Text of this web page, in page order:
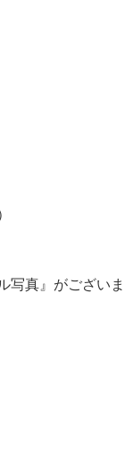
真』がござい